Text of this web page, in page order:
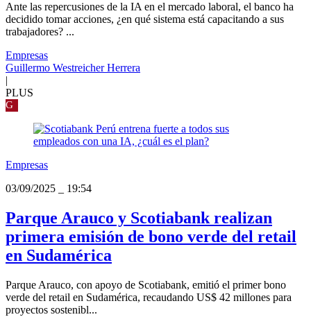
Ante las repercusiones de la IA en el mercado laboral, el banco ha
decidido tomar acciones, ¿en qué sistema está capacitando a sus
trabajadores? ...
Empresas
Guillermo Westreicher Herrera
PLUS
G
Empresas
03/09/2025
19:54
Parque Arauco y Scotiabank realizan
primera emisión de bono verde del retail
en Sudamérica
Parque Arauco, con apoyo de Scotiabank, emitió el primer bono
verde del retail en Sudamérica, recaudando US$ 42 millones para
proyectos sostenibl...